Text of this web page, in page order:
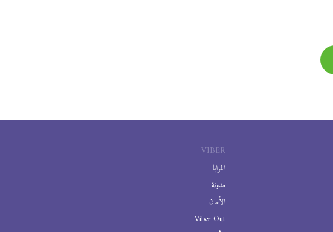
VIBER
المزايا
مدونة
الأمان
Viber Out